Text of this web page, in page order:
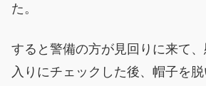
た。
すると警備の方が見回りに来て
入りにチェックした後、帽子を